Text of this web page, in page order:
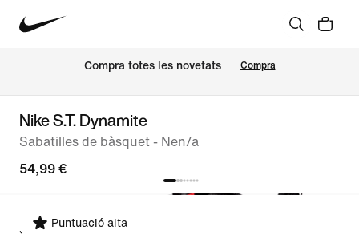
Compra totes les novetats Compra
Nike S.T. Dynamite
Sabatilles de bàsquet - Nen/a
54,99 €
Puntuació alta
Selecciona un ajust